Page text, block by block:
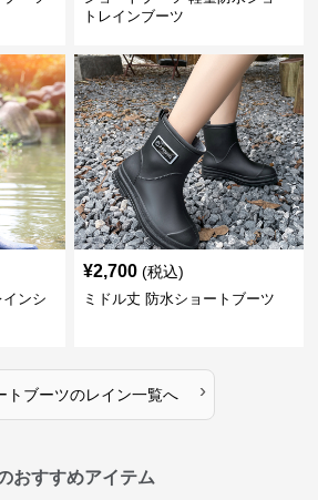
トレインブーツ
ンシ
¥2,700 (税込)
ミドル丈 防水ショートブーツ
トブーツのレイン一覧へ ›
おすすめアイテム